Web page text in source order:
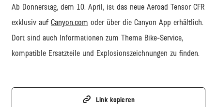
Ab Donnerstag, dem 10. April, ist das neue Aeroad Tensor CFR
exklusiv auf Canyon.com oder über die Canyon App erhältlich.
Dort sind auch Informationen zum Thema Bike-Service,
kompatible Ersatzteile und Explosionszeichnungen zu finden.
Link kopieren